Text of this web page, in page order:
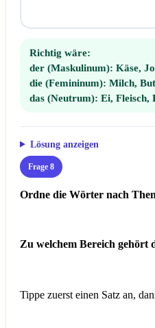
Richtig wäre:
der (Maskulinum): Käse,
die (Femininum): Milch,
das (Neutrum): Ei, Fleisch,
Lösung anzeigen
Frage 8
Ordne die Wörter nach
Zu welchem Bereich gehört
Tippe zuerst einen Satz an,